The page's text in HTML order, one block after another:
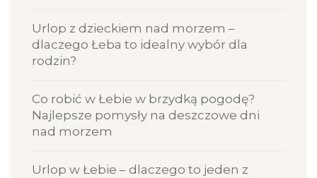
Urlop z dzieckiem nad morzem –
dlaczego Łeba to idealny wybór dla
rodzin?
Co robić w Łebie w brzydką pogodę?
Najlepsze pomysły na deszczowe dni
nad morzem
Urlop w Łebie – dlaczego to jeden z